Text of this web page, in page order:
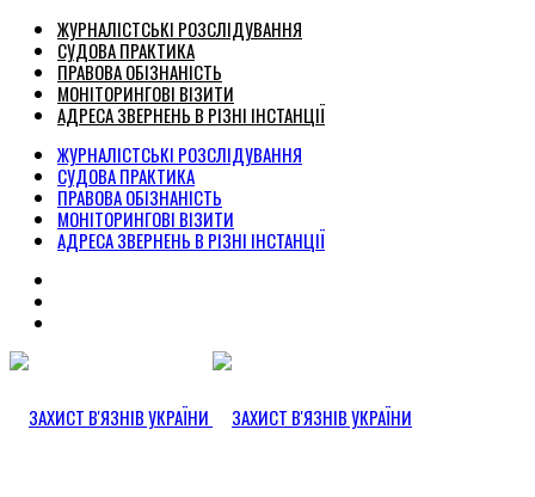
ЖУРНАЛІСТСЬКІ РОЗСЛІДУВАННЯ
СУДОВА ПРАКТИКА
ПРАВОВА ОБІЗНАНІСТЬ
МОНІТОРИНГОВІ ВІЗИТИ
АДРЕСА ЗВЕРНЕНЬ В РІЗНІ ІНСТАНЦІЇ
ЖУРНАЛІСТСЬКІ РОЗСЛІДУВАННЯ
СУДОВА ПРАКТИКА
ПРАВОВА ОБІЗНАНІСТЬ
МОНІТОРИНГОВІ ВІЗИТИ
АДРЕСА ЗВЕРНЕНЬ В РІЗНІ ІНСТАНЦІЇ